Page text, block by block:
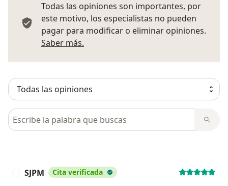
Todas las opiniones son importantes, por
este motivo, los especialistas no pueden
pagar para modificar o eliminar opiniones.
Saber más.
Busca en opiniones
SJPM Cita verificada